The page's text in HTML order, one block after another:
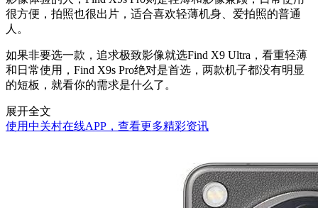
很方便，拍照也很出片，适合喜欢轻薄机身、爱拍照的普通
人。
如果非要选一款，追求极致影像就选Find X9 Ultra，看重轻薄
和日常使用，Find X9s Pro绝对是首选，两款机子都没有明显
的短板，就看你的需求是什么了。
展开全文
使用中关村在线APP，查看更多精彩资讯